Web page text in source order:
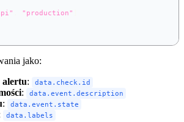
"production"
jako:
alertu: data.check.id
: data.event.description
: data.event.state
data.labels